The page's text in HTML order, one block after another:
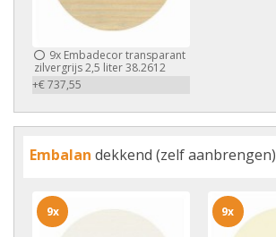
9x Embadecor transparant
zilvergrijs 2,5 liter 38.2612
+€ 737,55
Embalan dekkend (zelf aanbrengen)
9x 9x